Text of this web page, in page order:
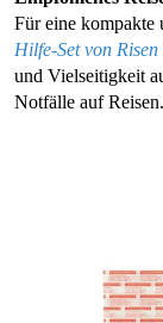
Für eine kompakte
Hilfe-Set von
und Vielseitigkeit
Notfälle auf Reisen.